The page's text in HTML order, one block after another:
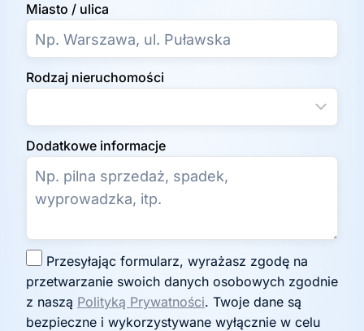
Miasto / ulica
Rodzaj nieruchomości
Dodatkowe informacje
g
o
d
przetwarzanie swoich danych osobowych zgodnie
z naszą Polityką Prywatności. Twoje dane są
bezpieczne i wykorzystywane wyłącznie w celu